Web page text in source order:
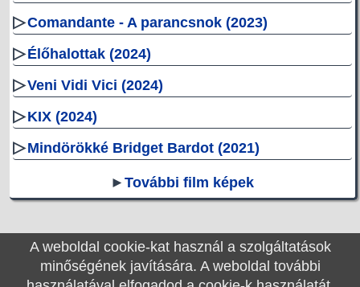
A weboldal cookie-kat használ a szolgáltatások
minőségének javítására. A weboldal további
▷Comandante - A parancsnok (2023)
▷Élőhalottak (2024)
▷Veni Vidi Vici (2024)
▷KIX (2024)
▷Mindörökké Bridget Bardot (2021)
►További film képek
© 2026Filmek1.hu |RSS|Sitemap személyek|
Sitemap filmek|Kapcsolat